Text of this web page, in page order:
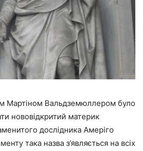
Мартіном Вальдземюллером було
нововідкритий материк
дослідника Амеріго
така назва з’являється на всіх